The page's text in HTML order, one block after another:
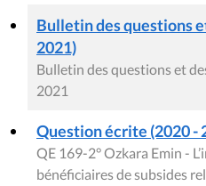
Bulletin des questions
2021)
Bulletin des questions et
2021
Question écrite (2020 -
QE 169-2° Ozkara Emin -
bénéficiaires de subsides